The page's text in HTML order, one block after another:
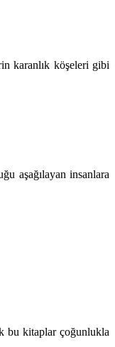
karanlık köşeleri gibi
aşağılayan insanlara
bu kitaplar çoğunlukla